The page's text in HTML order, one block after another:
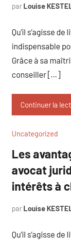
par Louise
Qu’il s’agisse
indispensable
Grâce à sa
conseiller […]
Continuer la
Uncategorized
Les
avocat
intérêts à
par Louise
Qu’il s’agisse